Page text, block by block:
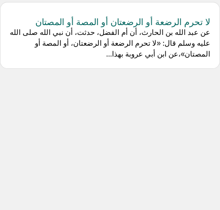
لا تحرم الرضعة أو الرضعتان أو المصة أو المصتان
عن عبد الله بن الحارث، أن أم الفضل، حدثت، أن نبي الله صلى الله
عليه وسلم قال: «لا تحرم الرضعة أو الرضعتان، أو المصة أو
المصتان»،عن ابن أبي عروبة بهذا...